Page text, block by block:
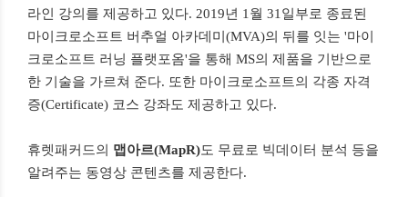
라인 강의를 제공하고 있다. 2019년 1월 31일부로 종료된
마이크로소프트 버추얼 아카데미(MVA)의 뒤를 잇는 '마이
크로소프트 러닝 플랫포옴'을 통해 MS의 제품을 기반으로
한 기술을 가르쳐 준다. 또한 마이크로소프트의 각종 자격
증(Certificate) 코스 강좌도 제공하고 있다.
휴렛패커드의 맵아르(MapR)도 무료로 빅데이터 분석 등을
알려주는 동영상 콘텐츠를 제공한다.